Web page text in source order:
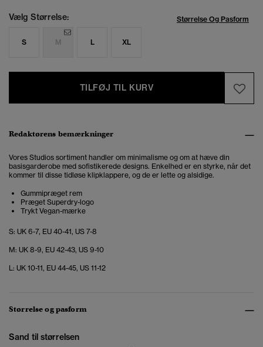
Vælg Størrelse: Størrelse Og Pasform
S M L XL
TILFØJ TIL KURV
Redaktørens bemærkninger
Vores Studios sortiment handler om minimalisme og om at hæve din
basisgarderobe med sofistikerede designs. Enkelhed er en styrke, når det
kommer til disse tidløse klipklappere, og de er lette og alsidige.
Gummipræget rem
Præget Superdry-logo
Trykt Vegan-mærke
S: UK 6-7, EU 40-41, US 7-8
M: UK 8-9, EU 42-43, US 9-10
L: UK 10-11, EU 44-45, US 11-12
Størrelse og pasform
Sand til størrelsen